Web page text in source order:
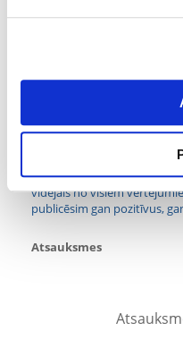
Parametri
Kādi ir produktu
Tikai reģistrēti FERA24.LV
var dot tai vērtējumu. Ar
vidējais no visiem
publicēsim gan pozitīvus,
Atsauksmes